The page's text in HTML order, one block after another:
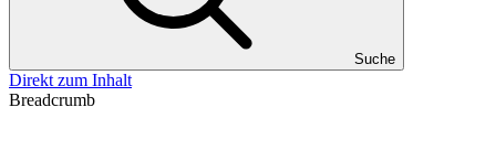
Suche
Direkt zum Inhalt
Breadcrumb